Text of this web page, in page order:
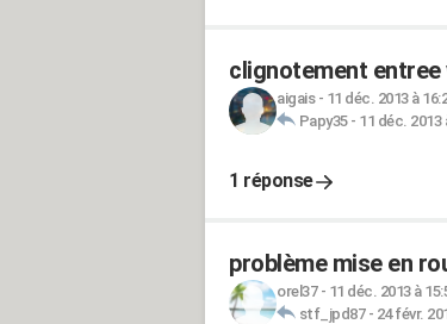
clignotement entree
aigais- 11 déc. 2013 à
Papy35- 11 déc. 2013
1 réponse
problème mise en
orel37- 11 déc. 2013 à
stf_jpd87- 24 févr.